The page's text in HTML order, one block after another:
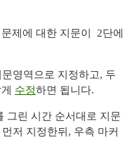
제에 대한 지문이 2단에
영역으로 지정하고, 두
수정하면 됩니다.
그린 시간 순서대로 지문
저 지정한뒤, 우측 마커